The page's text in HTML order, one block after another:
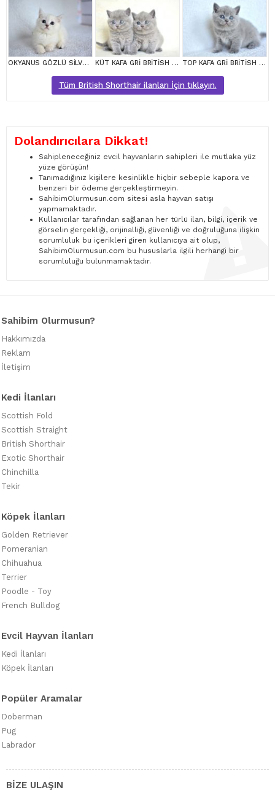
OKYANUS GÖZLÜ SİLVER POİNT BRİTİSH SHORTHAİR YAVRUMUZ erkek KÜT KAFA GRİ BRİTİSH SHORTHAİR YAVRULARIMIZ TOP KAFA GRİ BRİTİSH SHORTHAİR YAVRUMUZ
Tüm British Shorthair ilanları İçin tıklayın.
Dolandırıcılara Dikkat!
Sahipleneceğiniz evcil hayvanların sahipleri ile mutlaka yüz
yüze görüşün!
Tanımadığınız kişilere kesinlikle hiçbir sebeple kapora ve
benzeri bir ödeme gerçekleştirmeyin.
SahibimOlurmusun.com sitesi asla hayvan satışı
yapmamaktadır.
Kullanıcılar tarafından sağlanan her türlü ilan, bilgi, içerik ve
görselin gerçekliği, orijinalliği, güvenliği ve doğruluğuna ilişkin
sorumluluk bu içerikleri giren kullanıcıya ait olup,
SahibimOlurmusun.com bu hususlarla ilgili herhangi bir
sorumluluğu bulunmamaktadır.
Sahibim Olurmusun?
Hakkımızda
Reklam
İletişim
Kedi İlanları
Scottish Fold
Scottish Straight
British Shorthair
Exotic Shorthair
Chinchilla
Tekir
Köpek İlanları
Golden Retriever
Pomeranian
Chihuahua
Terrier
Poodle - Toy
French Bulldog
Evcil Hayvan İlanları
Kedi İlanları
Köpek İlanları
Popüler Aramalar
Doberman
Pug
Labrador
BİZE ULAŞIN